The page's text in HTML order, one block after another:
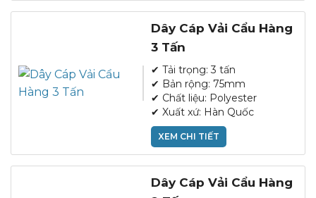
Dây Cáp Vải Cẩu Hàng
3 Tấn
✔ Tải trọng: 3 tấn
✔ Bản rộng: 75mm
✔ Chất liệu: Polyester
✔ Xuất xứ: Hàn Quốc
XEM CHI TIẾT
Dây Cáp Vải Cẩu Hàng